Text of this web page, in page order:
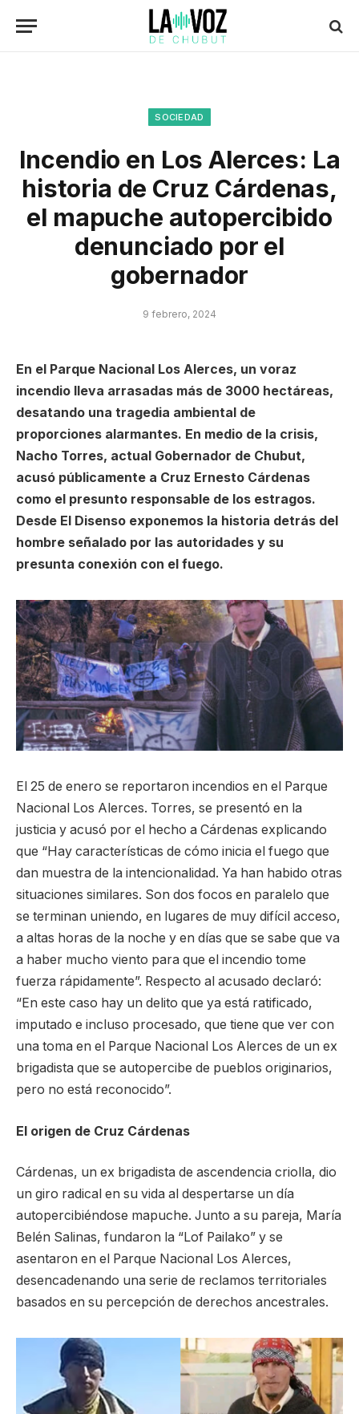
SOCIEDAD
Incendio en Los Alerces: La
historia de Cruz Cárdenas,
el mapuche autopercibido
denunciado por el
gobernador
9 febrero, 2024
En el Parque Nacional Los Alerces, un voraz
incendio lleva arrasadas más de 3000 hectáreas,
desatando una tragedia ambiental de
proporciones alarmantes. En medio de la crisis,
Nacho Torres, actual Gobernador de Chubut,
acusó públicamente a Cruz Ernesto Cárdenas
como el presunto responsable de los estragos.
Desde El Disenso exponemos la historia detrás del
hombre señalado por las autoridades y su
presunta conexión con el fuego.
El 25 de enero se reportaron incendios en el Parque
Nacional Los Alerces. Torres, se presentó en la
justicia y acusó por el hecho a Cárdenas explicando
que “Hay características de cómo inicia el fuego que
dan muestra de la intencionalidad. Ya han habido otras
situaciones similares. Son dos focos en paralelo que
se terminan uniendo, en lugares de muy difícil acceso,
a altas horas de la noche y en días que se sabe que va
a haber mucho viento para que el incendio tome
fuerza rápidamente”. Respecto al acusado declaró:
“En este caso hay un delito que ya está ratificado,
imputado e incluso procesado, que tiene que ver con
una toma en el Parque Nacional Los Alerces de un ex
brigadista que se autopercibe de pueblos originarios,
pero no está reconocido”.
El origen de Cruz Cárdenas
Cárdenas, un ex brigadista de ascendencia criolla, dio
un giro radical en su vida al despertarse un día
autopercibiéndose mapuche. Junto a su pareja, María
Belén Salinas, fundaron la “Lof Pailako” y se
asentaron en el Parque Nacional Los Alerces,
desencadenando una serie de reclamos territoriales
basados en su percepción de derechos ancestrales.